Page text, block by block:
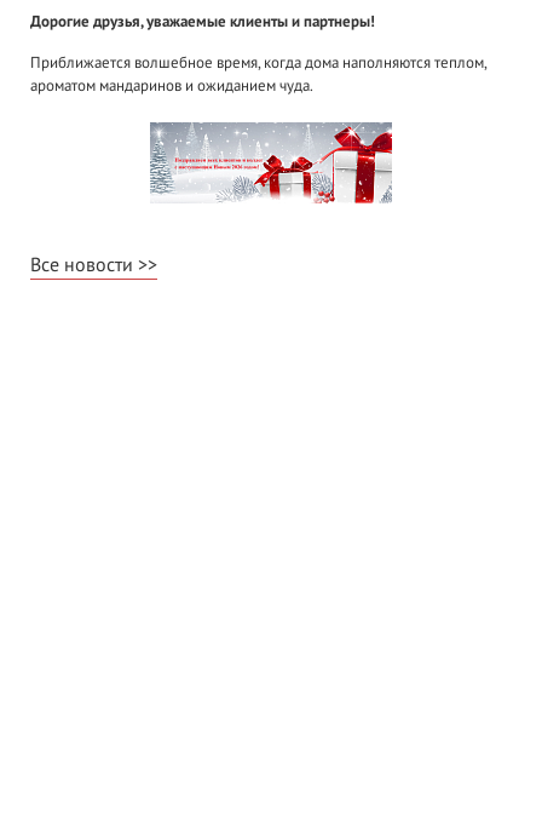
Дорогие друзья, уважаемые клиенты и партнеры!
Приближается волшебное время, когда дома наполняются теплом,
ароматом мандаринов и ожиданием чуда.
Все новости